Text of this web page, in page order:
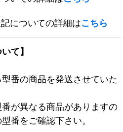
についての詳細はこちら
て】
番の商品を発送させていた
が異なる商品がありますの
番をご確認下さい。